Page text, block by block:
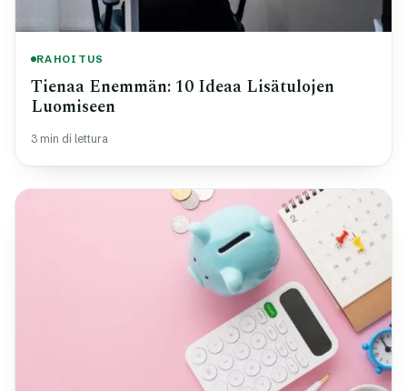
RAHOITUS
Tienaa Enemmän: 10 Ideaa Lisätulojen
Luomiseen
3 min di lettura